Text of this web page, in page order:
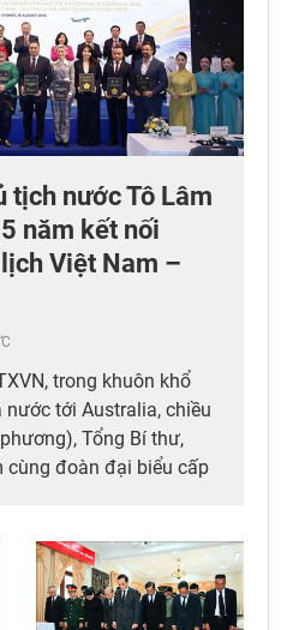
tịch nước Tô Lâm
năm kết nối
Việt Nam –
trong khuôn khổ
tới Australia, chiều
Tổng Bí thư,
cùng đoàn đại biểu cấp
Việt Nam (Vietnam